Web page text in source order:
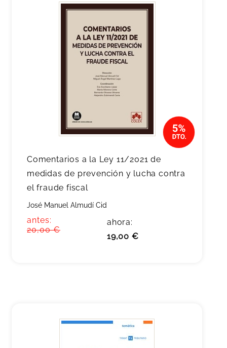
Comentarios a la Ley 11/2021 de
medidas de prevención y lucha contra
el fraude fiscal
José Manuel Almudí Cid
antes:
20,00 €
ahora:
19,00 €